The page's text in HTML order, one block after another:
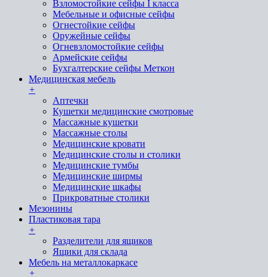
Взломостойкие сейфы I класса
Мебельные и офисные сейфы
Огнестойкие сейфы
Оружейные сейфы
Огневзломостойкие сейфы
Армейские сейфы
Бухгалтерские сейфы Меткон
Медицинская мебель
+
Аптечки
Кушетки медицинские смотровые
Массажные кушетки
Массажные столы
Медицинские кровати
Медицинские столы и столики
Медицинские тумбы
Медицинские ширмы
Медицинские шкафы
Прикроватные столики
Мезонины
Пластиковая тара
+
Разделители для ящиков
Ящики для склада
Мебель на металлокаркасе
+